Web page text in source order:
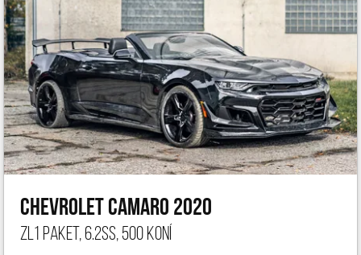
Chevrolet Camaro 2020
ZL1 paket, 6.2ss, 500 koní